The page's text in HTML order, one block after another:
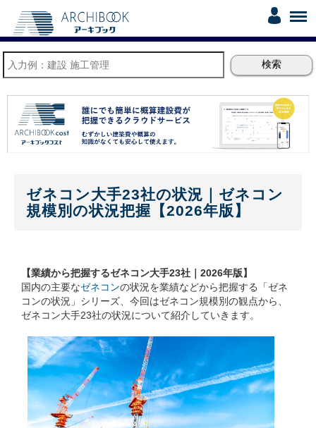
ゼネコン大手23社の状況｜ゼネコン
規模別の状況把握【2026年版】
【業績から把握するゼネコン大手23社｜2026年版】
国内の主要なゼネコンの状況を業績などから把握する「ゼネ
コンの状況」シリーズ、今回はゼネコン規模別の観点から、
ゼネコン大手23社の状況について紹介していきます。